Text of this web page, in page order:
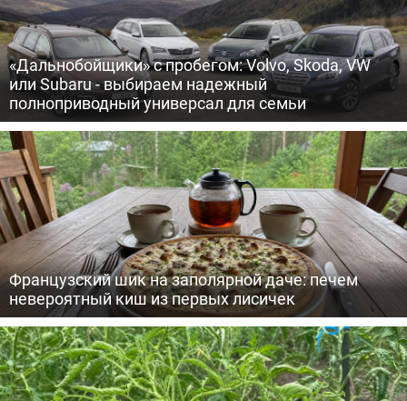
«Дальнобойщики» с пробегом: Volvo, Skoda, VW
или Subaru - выбираем надежный
полноприводный универсал для семьи
Французский шик на заполярной даче: печем
невероятный киш из первых лисичек